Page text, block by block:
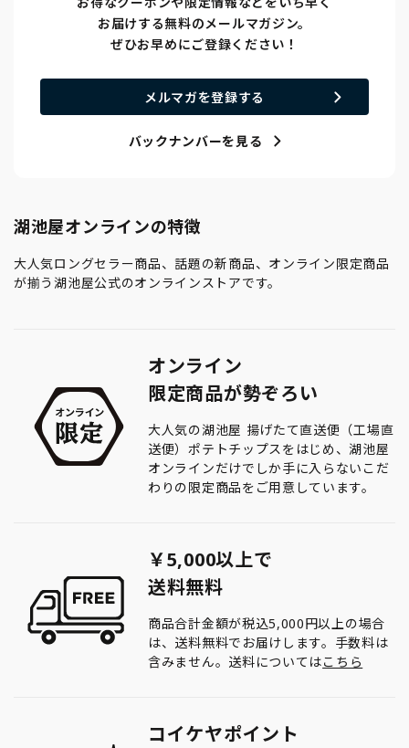
お届けする無料のメールマガジン。
ぜひお早めにご登録ください！
メルマガを登録する
バックナンバーを見る
湖池屋オンラインの特徴
大人気ロングセラー商品、話題の新商品、オンライン限定商品
が揃う湖池屋公式のオンラインストアです。
オンライン
限定商品が勢ぞろい
大人気の湖池屋 揚げたて直送便（工場直
送便）ポテトチップスをはじめ、湖池屋
オンラインだけでしか手に入らないこだ
わりの限定商品をご用意しています。
￥5,000以上で
送料無料
商品合計金額が税込5,000円以上の場合
は、送料無料でお届けします。手数料は
含みません。送料についてはこちら
コイケヤポイント